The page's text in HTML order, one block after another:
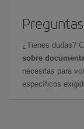
¿Tienes dudas?
sobre
necesitas para
específicos